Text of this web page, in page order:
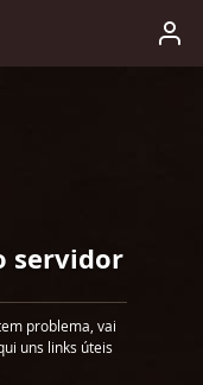
servidor
problema, vai
uns links úteis